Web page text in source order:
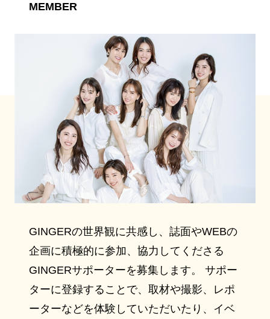
MEMBER
GINGERの世界観に共感し、誌面やWEBの
企画に積極的に参加、協力してくださる
GINGERサポーターを募集します。 サポー
ターに登録することで、取材や撮影、レポ
ーターなどを体験していただいたり、イベ